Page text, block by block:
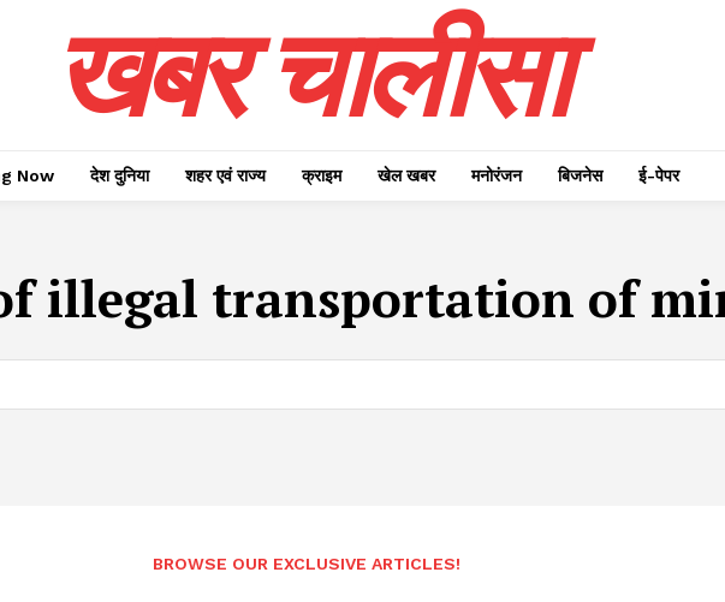
खबर चालीसा
Now देश दुनिया शहर एवं राज्य क्राइम खेल खबर मनोरंजन बिजनेस ई-पेपर
illegal transportation of
BROWSE OUR EXCLUSIVE ARTICLES!